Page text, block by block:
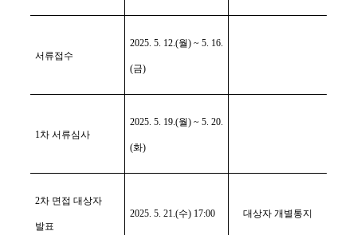
서류접수
2025. 5. 12.(월) ~ 5. 16.
(금)
1차 서류심사
2025. 5. 19.(월) ~ 5. 20.
(화)
2차 면접 대상자
발표
2025. 5. 21.(수) 17:00 대상자 개별통지